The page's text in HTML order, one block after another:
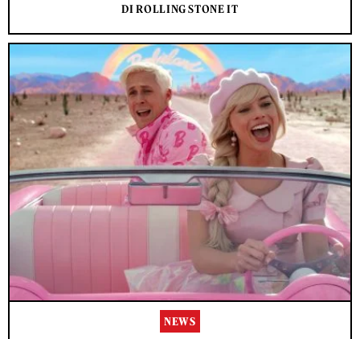
DI ROLLING STONE IT
NEWS